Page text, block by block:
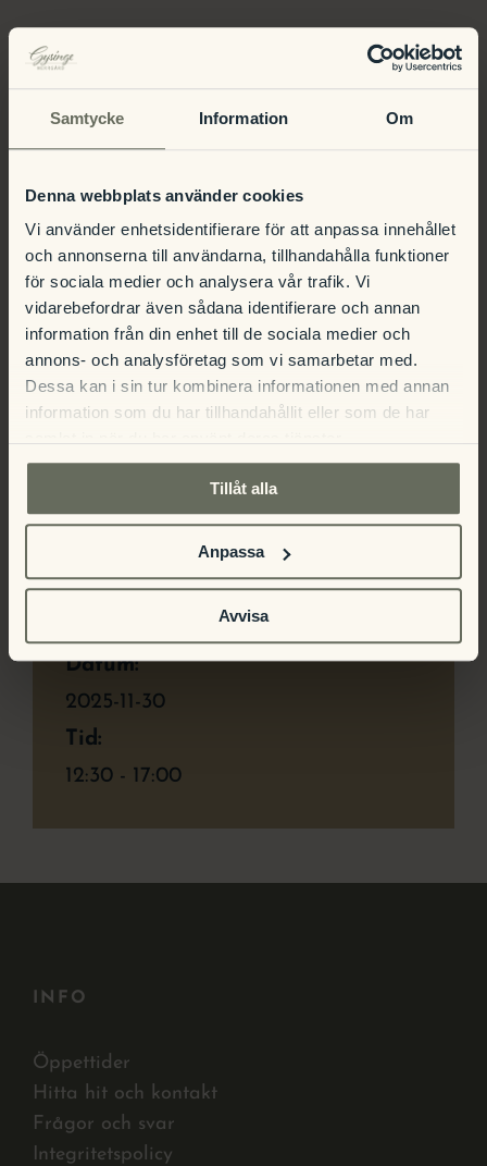
Samtycke Information Om
Denna webbplats använder cookies
Vi använder enhetsidentifierare för att anpassa innehållet
och annonserna till användarna, tillhandahålla funktioner
för sociala medier och analysera vår trafik. Vi
vidarebefordrar även sådana identifierare och annan
information från din enhet till de sociala medier och
annons- och analysföretag som vi samarbetar med.
Dessa kan i sin tur kombinera informationen med annan
information som du har tillhandahållit eller som de har
Tillåt alla
Anpassa
Avvisa
15:00-16:30
Endast förbokade platser
Kontakta receptionen för att boka bord –
0291-734600
CajsaStina ställer ut sin konst på
Gysinge herrgård
Julbrunch
Detaljer
Datum:
2025-11-30
Tid:
12:30 - 17:00
INFO
Öppettider
Hitta hit och kontakt
Frågor och svar
Integritetspolicy